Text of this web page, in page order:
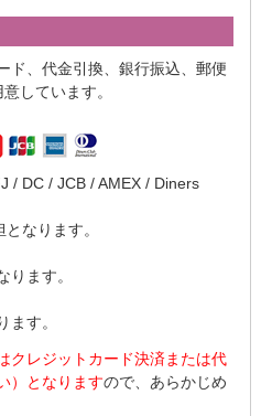
ド、代金引換、銀行振込、郵便
しています。
/ DC / JCB / AMEX / Diners
なります。
ります。
ます。
クレジットカード決済または代
）となりますので、あらかじめ